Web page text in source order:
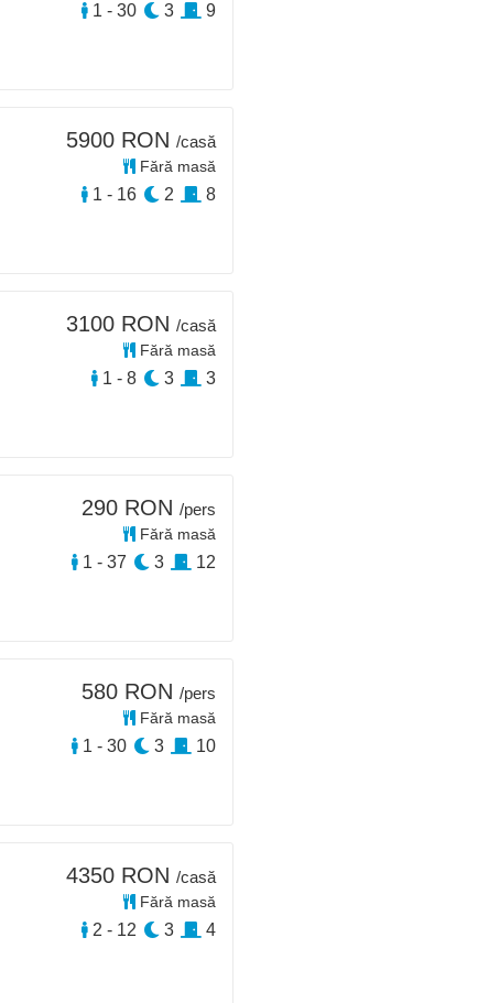
1 - 30 3 9
5900 RON /casă
Fără masă
1 - 16 2 8
3100 RON /casă
Fără masă
1 - 8 3 3
290 RON /pers
Fără masă
1 - 37 3 12
580 RON /pers
Fără masă
1 - 30 3 10
4350 RON /casă
Fără masă
2 - 12 3 4